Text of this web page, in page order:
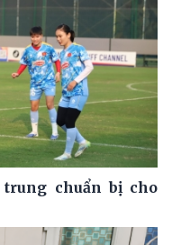
chuẩn bị cho